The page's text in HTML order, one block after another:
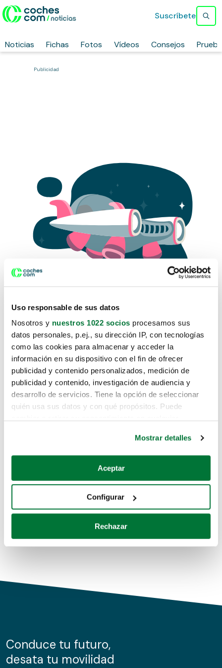
Uso responsable de sus datos
Nosotros y nuestros 1022 socios procesamos sus
datos personales, p.ej., su dirección IP, con tecnologías
como las cookies para almacenar y acceder la
información en su dispositivo con el fin de ofrecer
publicidad y contenido personalizados, medición de
publicidad y contenido, investigación de audiencia y
desarrollo de servicios. Tiene la opción de seleccionar
quién usa sus datos y con qué propósitos. Puede
Si lo permite, también quisiéramos:
Recopilar información sobre su ubicación geográfica
Identificar su dispositivo analizándolo activamente
para buscar características específicas (huellas
Obtenga más información sobre cómo se procesan sus
de cookies.
información sobre el uso que haga del sitio web con
nuestros partners de redes sociales, publicidad y análisis
Mostrar detalles
Aceptar
Configurar
Rechazar
Noticias Fichas Fotos Vídeos Consejos
Suscríbete
Publicidad
Lo sentimos, no sabemos como
te hemos traido hasta aquí.
Pero puedes encontrar el coche que estás
buscando en alguno de estos enlaces:
Coches de segunda mano
Coches de km0
Conduce tu futuro,
desata tu movilidad